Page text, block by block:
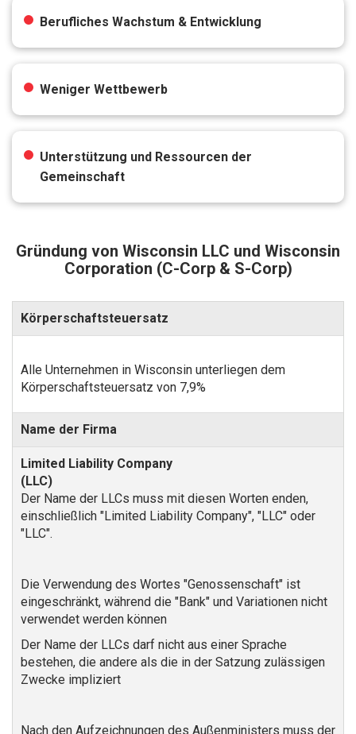
Berufliches Wachstum & Entwicklung
Weniger Wettbewerb
Unterstützung und Ressourcen der
Gemeinschaft
Gründung von Wisconsin LLC und Wisconsin
Corporation (C-Corp & S-Corp)
Körperschaftsteuersatz
Alle Unternehmen in Wisconsin unterliegen dem
Körperschaftsteuersatz von 7,9%
Name der Firma
Der Name der LLCs muss mit diesen Worten enden,
einschließlich "Limited Liability Company", "LLC" oder
"LLC".
Die Verwendung des Wortes "Genossenschaft" ist
eingeschränkt, während die "Bank" und Variationen nicht
verwendet werden können
Der Name der LLCs darf nicht aus einer Sprache
bestehen, die andere als die in der Satzung zulässigen
Zwecke impliziert
Nach den Aufzeichnungen des Außenministers muss der